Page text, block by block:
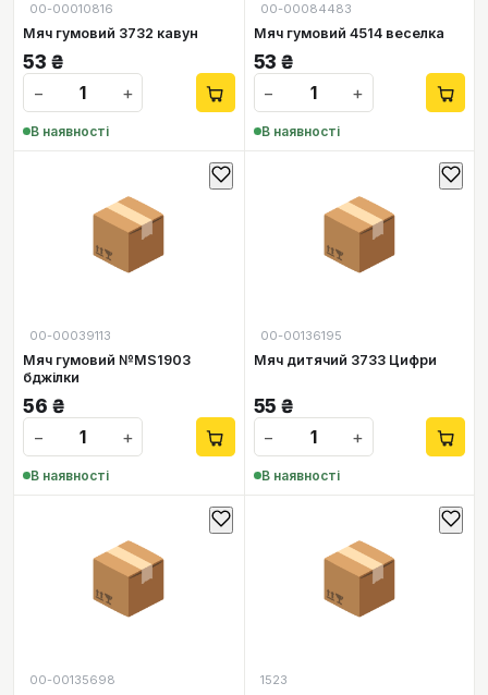
00-00010816
Мяч гумовий 3732 кавун
53 ₴
−
+
В наявності
00-00084483
Мяч гумовий 4514 веселка
53 ₴
−
+
В наявності
📦
00-00039113
Мяч гумовий №MS1903
бджілки
56 ₴
−
+
В наявності
📦
00-00136195
Мяч дитячий 3733 Цифри
55 ₴
−
+
В наявності
📦
00-00135698
📦
1523